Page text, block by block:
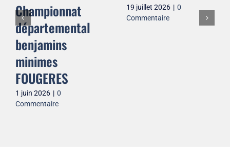
Championnat
départemental
benjamins
minimes
FOUGERES
1 juin 2026 | 0
Commentaire
19 juillet 2026 | 0
Commentaire